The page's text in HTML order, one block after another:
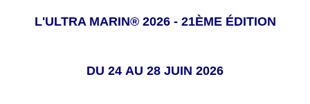
L'ULTRA MARIN® 2026 - 21ÈME ÉDITION
DU 24 AU 28 JUIN 2026